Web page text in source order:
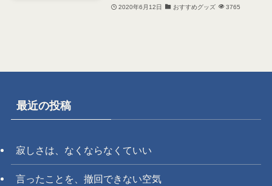
2020年6月12日 おすすめグッズ 3765
最近の投稿
寂しさは、なくならなくていい
言ったことを、撤回できない空気